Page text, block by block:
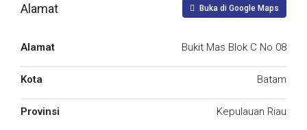
Alamat Buka di Google Maps
Alamat Bukit Mas Blok C No 08
Kota Batam
Provinsi Kepulauan Riau